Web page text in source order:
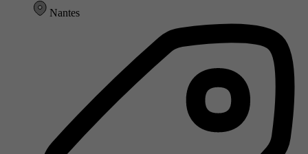
Nantes